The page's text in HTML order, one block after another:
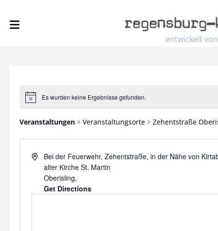
entwickelt von
regensburg–
HinweisEs wurden keine Ergebnisse gefunden.
Veranstaltungen Veranstaltungsorte Zehentstraße
AddressBei der Feuerwehr, Zehentstraße, in der Nähe von
alter Kirche St. Martin
Oberisling,
Get Directions